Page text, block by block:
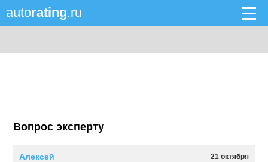
autorating.ru
Вопрос эксперту
21 октября
Алексей